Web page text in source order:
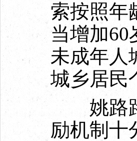
索按照年
当增加60
未成年人
城乡居民
姚路路
励机制十